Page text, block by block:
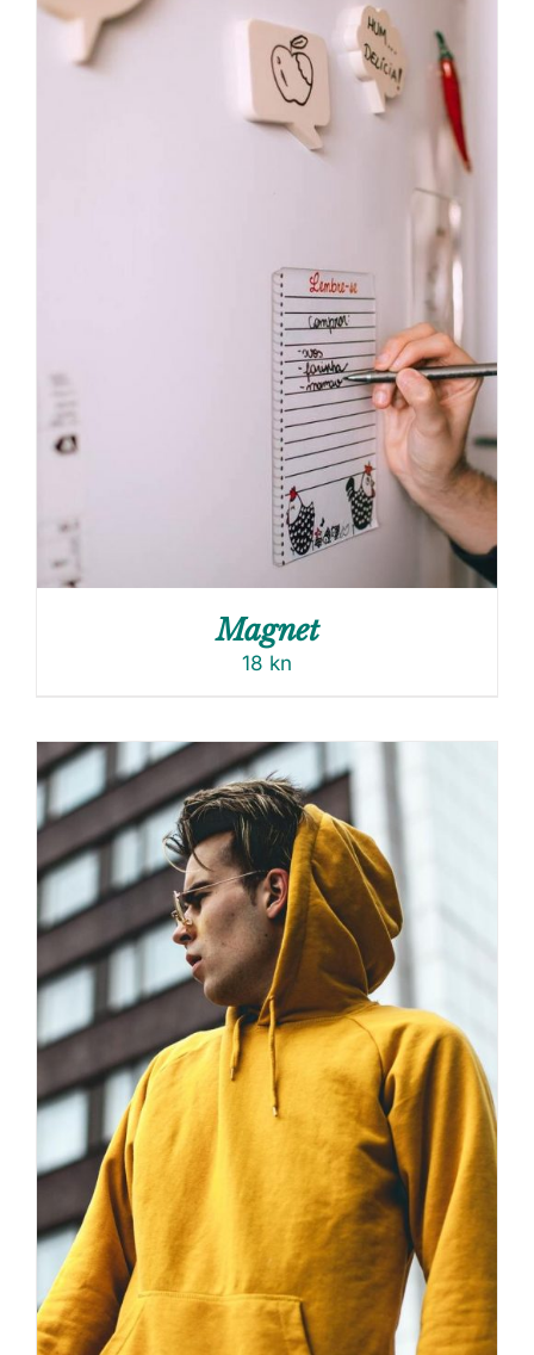
Magnet
18 kn